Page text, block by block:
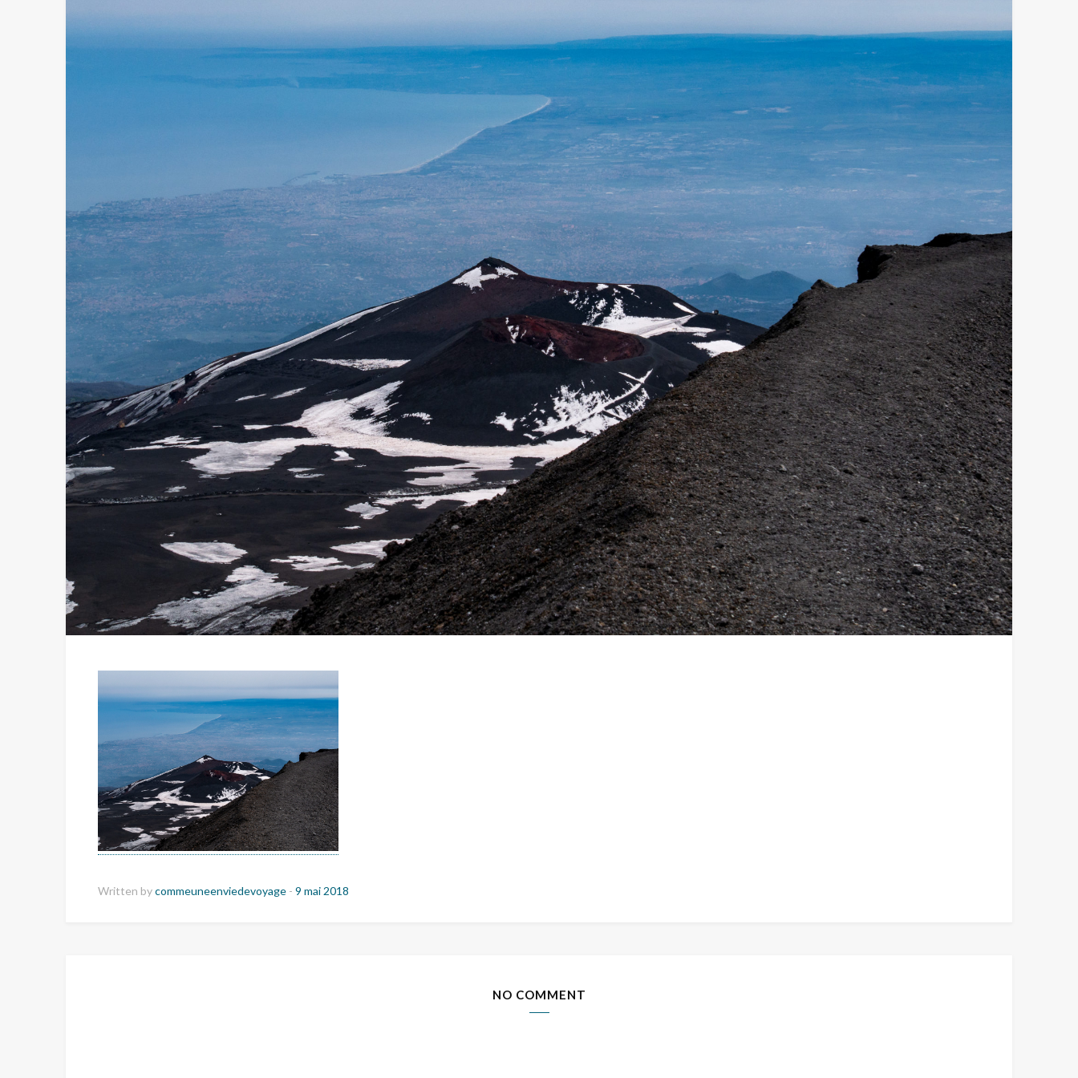
Written bycommeuneenviedevoyage - 9 mai 2018
NO COMMENT